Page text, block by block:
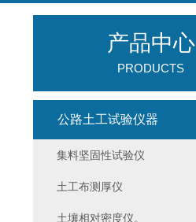
产品中心
PRODUCTS
公路土工试验仪器
集料坚固性试验仪
土工布测厚仪
土壤相对密度仪。